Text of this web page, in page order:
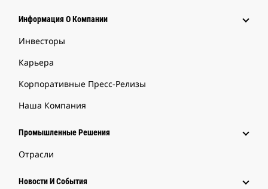
Информация О Компании
Инвесторы
Карьера
Корпоративные Пресс-Релизы
Наша Компания
Промышленные Решения
Отрасли
Новости И События